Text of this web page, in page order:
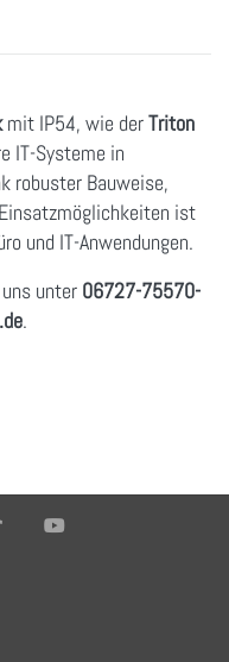
mit IP54, wie derTriton
IT-Systeme in
robuster Bauweise,
ist
und IT-Anwendungen.
unter 06727-75570-
.